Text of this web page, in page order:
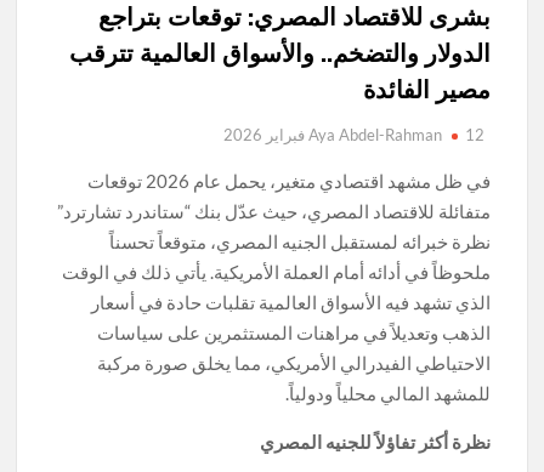
بشرى للاقتصاد المصري: توقعات بتراجع
الدولار والتضخم.. والأسواق العالمية تترقب
مصير الفائدة
Aya Abdel-Rahman 12 فبراير 2026
في ظل مشهد اقتصادي متغير، يحمل عام 2026 توقعات
متفائلة للاقتصاد المصري، حيث عدّل بنك “ستاندرد تشارترد”
نظرة خبرائه لمستقبل الجنيه المصري، متوقعاً تحسناً
ملحوظاً في أدائه أمام العملة الأمريكية. يأتي ذلك في الوقت
الذي تشهد فيه الأسواق العالمية تقلبات حادة في أسعار
الذهب وتعديلاً في مراهنات المستثمرين على سياسات
الاحتياطي الفيدرالي الأمريكي، مما يخلق صورة مركبة
للمشهد المالي محلياً ودولياً.
نظرة أكثر تفاؤلاً للجنيه المصري